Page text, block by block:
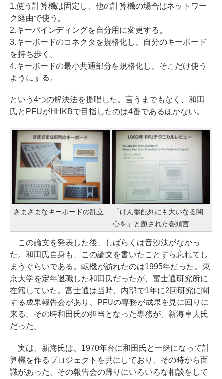
1.使う計算機は固定し、他の計算機の場合はネットワー
ク経由で使う。
2.キーバインディングを自分用に変更する。
3.キーボードのコネクタを規格化し、自分のキーボード
を持ち歩く。
4.キーボードの最小共通部分を規格化し、そこだけ使う
ようにする。
という4つの解決法を提唱した。言うまでもなく、和田
氏とPFUがHHKBで目指したのは4番であるほかない。
さまざまなキーボードの乱立
「けん盤配列にも大いなる関
心を」と題された巻頭言
この論文を発表した後、しばらくは音沙汰がなかっ
た。和田氏自身も、この論文を書いたことすら忘れてし
まうぐらいである。転機が訪れたのは1995年だった。東
京大学を定年退職した和田氏だったが、富士通研究所に
在籍していた。富士通は当時、内部で1年に2回研究に関
する成果報告会があり、PFUの専務が成果を見に回りに
来る。その時和田氏の担当となった専務が、新海卓夫氏
だった。
実は、新海氏は、1970年台に和田氏と一緒になって計
算機を作るプロジェクトを共にしており、その時から面
識があった。その報告会の帰りにいろいろな相談をして